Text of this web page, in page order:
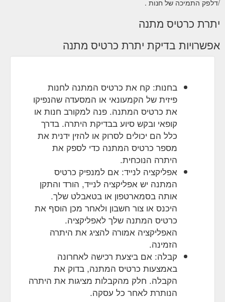
migrants-story/
Exploring Burke and Wills – Author Academy Bookstore
tell the story of the Burke and Wills Expedition, instead it
‘explores’ several important issues in the very well-
that have always been part of that tragedy. Exploring
Burke and Wills ...
www.authoracademybookstore.com.au/shop/exploring-
burke-and-wills/
Limitless Possibility – Author Academy Bookstore
40
breathtaking designs of animals, nature, mandalas and
sacred geometry patterns for you to have the pleasure
of colouring. This book also contains inspirational
quotes and affirmations placed within beautiful
photography, to help induce a positive state while
colouring.
https://www.authoracademybookstore.com.au/shop/limitless-
possibility/
/דלפק התמיכה של חנות .
יתרת כרטיס מתנה
אפשרויות בדיקת יתרת כרטיס מתנה
בחנות: קח את כרטיס המתנה לחנות
פיזית של הקמעונאי או המסעדה שהנפיקו
את כרטיס המתנה. פנה למקורב חנות או
קופאי ובקש סיוע בבדיקת היתרה. בדרך
כלל הם יכולים לסרוק או להזין ידנית את
מספר כרטיס המתנה כדי לספק את
היתרה הנוכחית.
אפליקציה לנייד: אם למנפיק כרטיס
המתנה יש אפליקציה לנייד, הורד והתקן
אותה בסמארטפון או בטאבלט שלך.
היכנס או צור חשבון ולאחר מכן הוסף את
כרטיס המתנה שלך לאפליקציה.
האפליקציה אמורה להציג את היתרה
הזמינה.
קבלה: אם ביצעת רכישה לאחרונה
באמצעות כרטיס המתנה, בדוק את
הקבלה. חלק מהקבלות מציגות את היתרה
הנותרת לאחר כל עסקה.